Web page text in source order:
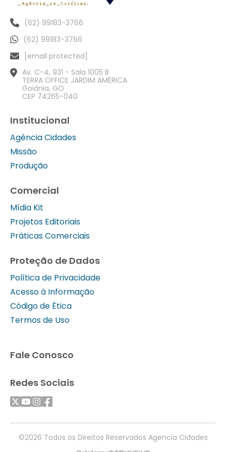
(62) 99183-3766
(62) 99183-3766
[email protected]
Av. C-4, 931 - Sala 1005 B
TERRA OFFICE JARDIM AMÉRICA
Goiânia, GO
CEP 74265-040
Institucional
Agência Cidades
Missão
Produção
Comercial
Mídia Kit
Projetos Editoriais
Práticas Comerciais
Proteção de Dados
Política de Privacidade
Acesso à Informação
Código de Ética
Termos de Uso
Fale Conosco
Redes Sociais
©2026 Todos os Direitos Reservados Agencia Cidades